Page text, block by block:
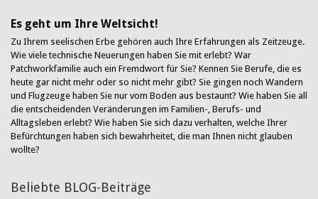
Es geht um Ihre Weltsicht!
Zu Ihrem seelischen Erbe gehören auch Ihre Erfahrungen als Zeitzeuge.
Wie viele technische Neuerungen haben Sie mit erlebt? War
Patchworkfamilie auch ein Fremdwort für Sie? Kennen Sie Berufe, die es
heute gar nicht mehr oder so nicht mehr gibt? Sie gingen noch Wandern
und Flugzeuge haben Sie nur vom Boden aus bestaunt? Wie haben Sie all
die entscheidenden Veränderungen im Familien-, Berufs- und
Alltagsleben erlebt? Wie haben Sie sich dazu verhalten, welche Ihrer
Befürchtungen haben sich bewahrheitet, die man Ihnen nicht glauben
wollte?
Beliebte BLOG-Beiträge